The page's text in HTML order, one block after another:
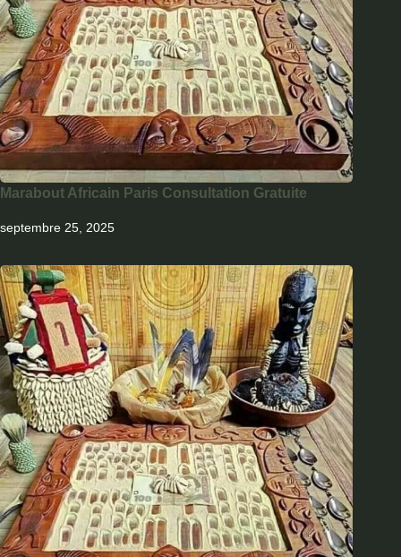
Marabout Africain Paris Consultation Gratuite
septembre 25, 2025